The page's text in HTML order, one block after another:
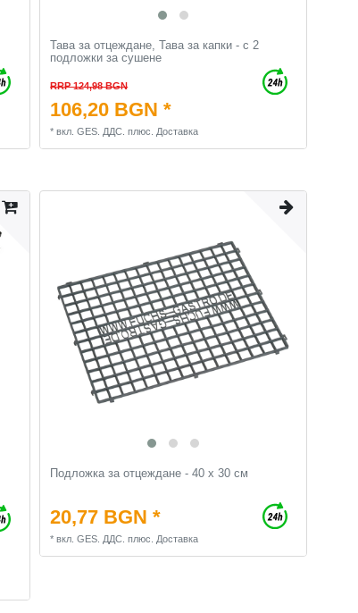
Тава за отцеждане, Тава за капки - с 2
подложки за сушене
RRP 124,98 BGN
106,20 BGN *
*вкл. GES. ДДС. плюс. Доставка
Подложка за отцеждане - 40 x 30 см
20,77 BGN *
*вкл. GES. ДДС. плюс. Доставка